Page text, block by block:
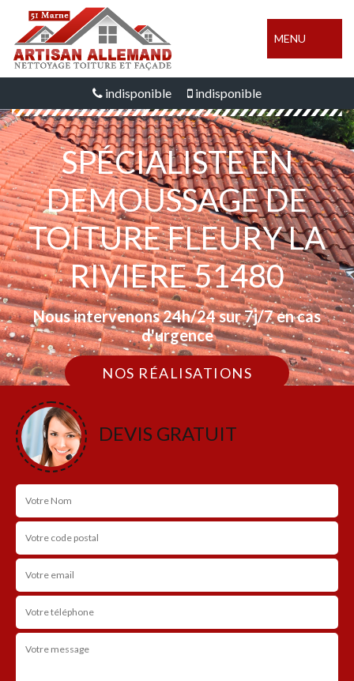
MENU
indisponible indisponible
SPÉCIALISTE EN
DEMOUSSAGE DE
TOITURE FLEURY LA
RIVIERE 51480
Nous intervenons 24h/24 sur 7j/7 en cas
d'urgence
NOS RÉALISATIONS
DEVIS GRATUIT